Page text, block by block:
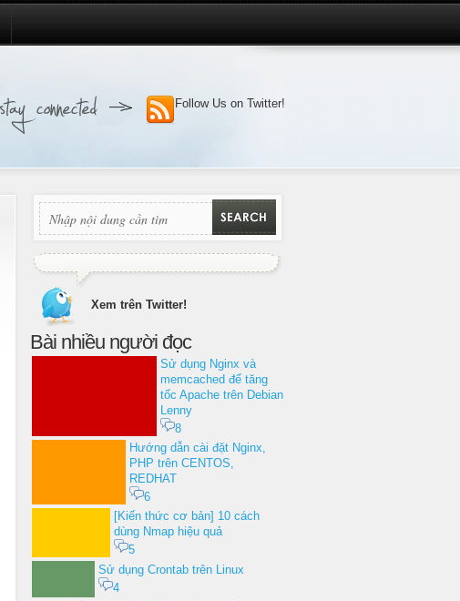
Follow Us on Twitter!
Xem trên Twitter!
Bài nhiều người đọc
Sử dụng Nginx và
memcached để tăng
tốc Apache trên Debian
Lenny
8
Hướng dẫn cài đặt Nginx,
PHP trên CENTOS,
REDHAT
6
[Kiến thức cơ bản] 10 cách
dùng Nmap hiệu quả
5
Sử dụng Crontab trên Linux
4